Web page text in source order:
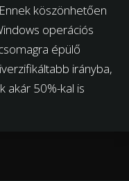
köszönhetően
operációs
épülő
irányba,
akár 50%-kal is